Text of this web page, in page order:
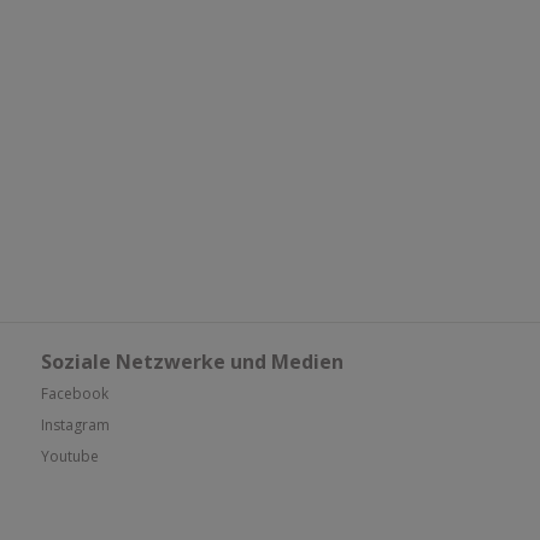
Soziale Netzwerke und Medien
Facebook
Instagram
Youtube